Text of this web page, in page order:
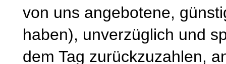
von uns angebotene,
haben), unverzüglich und
dem Tag zurückzuzahlen,